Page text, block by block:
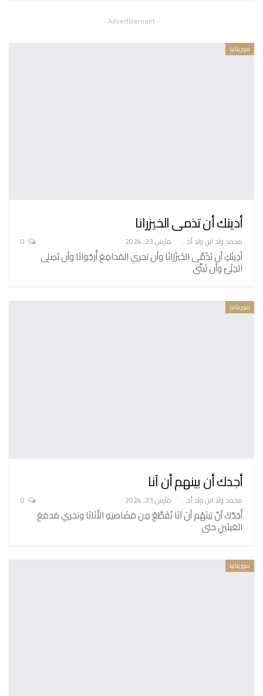
- Advertisement -
موريتانيا
أدينك أن تذمى الخيزرانا
محمد ولد ابن ولد أحميدا مارس 23, 2024
أدِينُكِ أن تَذُمِّى الخَيزُرَانَا وأن تجري المَدامِعَ أُرجُوانَا وأن تَصِلِى
الخِلَىَّ وأن تَبتِّى
موريتانيا
أجدك أن بينهم أن آنا
محمد ولد ابن ولد أحميدا مارس 23, 2024
أَجَدَّكَ أنَّ بَينَهُم أنَ آنَا تُقَطِّعُ مِن مَضَاضتِهِ الأُنَانَا وتجري مَدمَعَ
العَينَينِ حتى
موريتانيا